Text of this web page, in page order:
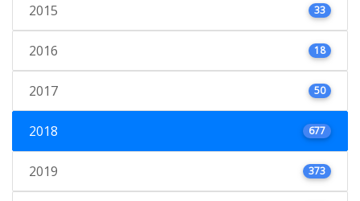
2015 33
2016 18
2017 50
2018 677
2019 373